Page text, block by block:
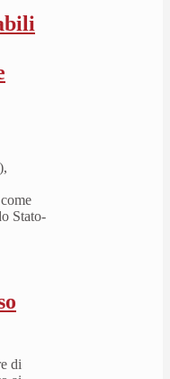
Stato-
di